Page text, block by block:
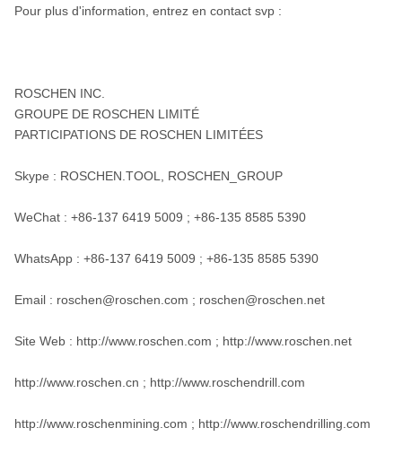
Pour plus d'information, entrez en contact svp :
ROSCHEN INC.
GROUPE DE ROSCHEN LIMITÉ
PARTICIPATIONS DE ROSCHEN LIMITÉES
Skype : ROSCHEN.TOOL, ROSCHEN_GROUP
WeChat : +86-137 6419 5009 ; +86-135 8585 5390
WhatsApp : +86-137 6419 5009 ; +86-135 8585 5390
Email : roschen@roschen.com ; roschen@roschen.net
Site Web : http://www.roschen.com ; http://www.roschen.net
http://www.roschen.cn ; http://www.roschendrill.com
http://www.roschenmining.com ; http://www.roschendrilling.com